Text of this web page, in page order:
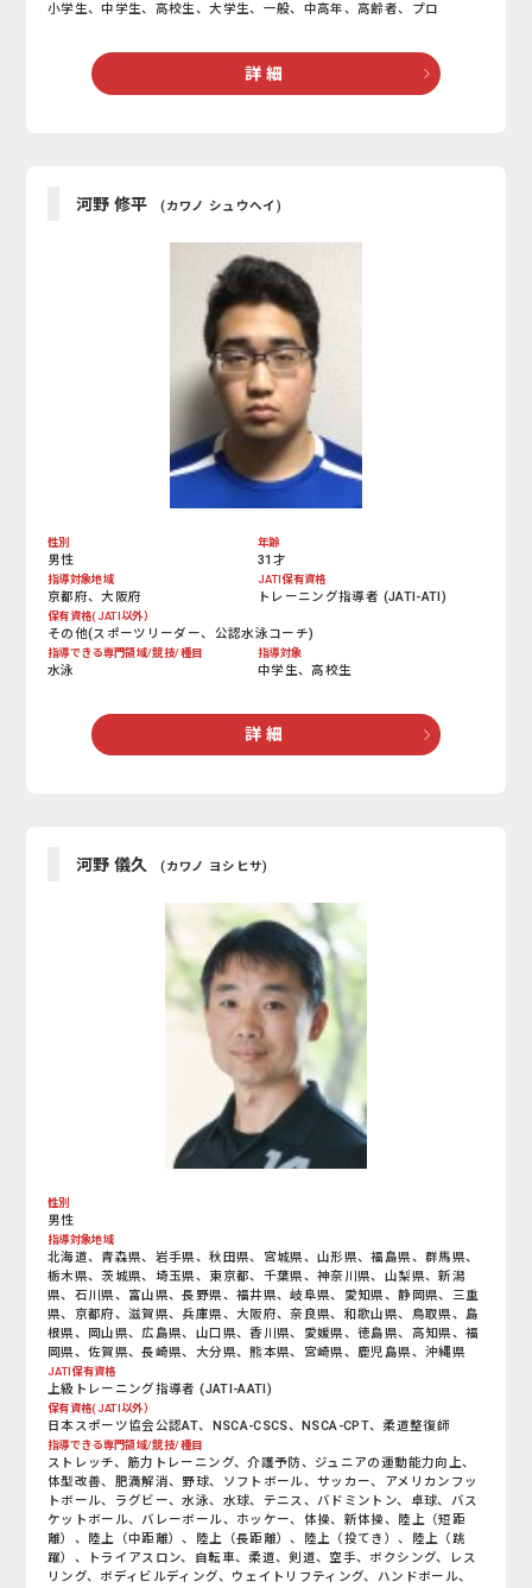
小学生、中学生、高校生、大学生、一般、中高年、高齢者、プロ
詳 細
河野 修平 (カワノ シュウヘイ)
性別
男性
年齢
31才
指導対象地域
京都府、大阪府
JATI保有資格
トレーニング指導者 (JATI-ATI)
保有資格(JATI以外）
その他(スポーツリーダー、公認水泳コーチ)
指導できる専門領域/競技/種目
水泳
指導対象
中学生、高校生
詳 細
河野 儀久 (カワノ ヨシヒサ)
性別
男性
指導対象地域
北海道、青森県、岩手県、秋田県、宮城県、山形県、福島県、群馬県、
栃木県、茨城県、埼玉県、東京都、千葉県、神奈川県、山梨県、新潟
県、石川県、富山県、長野県、福井県、岐阜県、愛知県、静岡県、三重
県、京都府、滋賀県、兵庫県、大阪府、奈良県、和歌山県、鳥取県、島
根県、岡山県、広島県、山口県、香川県、愛媛県、徳島県、高知県、福
岡県、佐賀県、長崎県、大分県、熊本県、宮崎県、鹿児島県、沖縄県
JATI保有資格
上級トレーニング指導者 (JATI-AATI)
保有資格(JATI以外）
日本スポーツ協会公認AT、NSCA-CSCS、NSCA-CPT、柔道整復師
指導できる専門領域/競技/種目
ストレッチ、筋力トレーニング、介護予防、ジュニアの運動能力向上、
体型改善、肥満解消、野球、ソフトボール、サッカー、アメリカンフッ
トボール、ラグビー、水泳、水球、テニス、バドミントン、卓球、バス
ケットボール、バレーボール、ホッケー、体操、新体操、陸上（短距
離）、陸上（中距離）、陸上（長距離）、陸上（投てき）、陸上（跳
躍）、トライアスロン、自転車、柔道、剣道、空手、ボクシング、レス
リング、ボディビルディング、ウェイトリフティング、ハンドボール、